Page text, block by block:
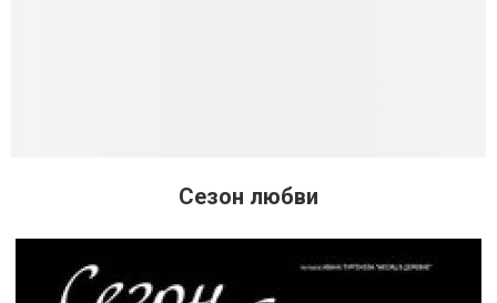
Сезон любви